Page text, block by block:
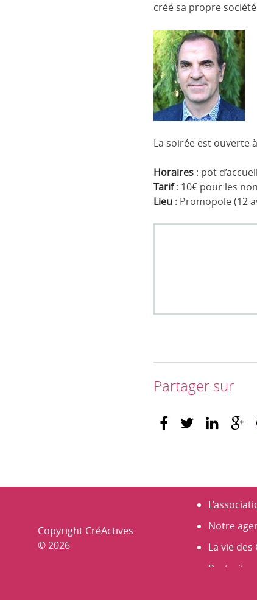
créé sa propre
La soirée est ouverte
Horaires : pot
Tarif: 10€ pour les
Lieu : Promopole (12
Partager sur
Copyright CréActives
© 2026
Notre
La vie des
Portraits